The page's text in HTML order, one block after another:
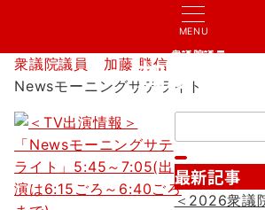
MENU
衆議院議員
加藤 勝信
衆議院議員 加藤 勝信
Newsモーニングサテライト
索：
最新記事
＜2026衆議